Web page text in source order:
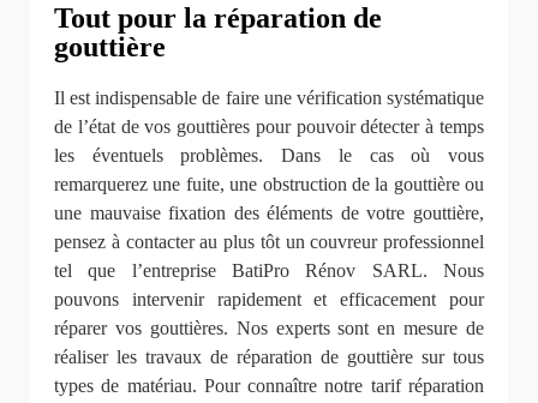
Tout pour la réparation de
gouttière
Il est indispensable de faire une vérification systématique
de l’état de vos gouttières pour pouvoir détecter à temps
les éventuels problèmes. Dans le cas où vous
remarquerez une fuite, une obstruction de la gouttière ou
une mauvaise fixation des éléments de votre gouttière,
pensez à contacter au plus tôt un couvreur professionnel
tel que l’entreprise BatiPro Rénov SARL. Nous
pouvons intervenir rapidement et efficacement pour
réparer vos gouttières. Nos experts sont en mesure de
réaliser les travaux de réparation de gouttière sur tous
types de matériau. Pour connaître notre tarif réparation